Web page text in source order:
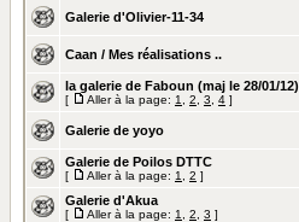
Galerie d'Olivier-11-34
Caan / Mes réalisations ..
la galerie de Faboun (maj le 28/01/12)
[ Aller à la page: 1 2 3 4 ]
Galerie de yoyo
Galerie de Poilos DTTC
[ Aller à la page: 1 2 ]
Galerie d'Akua
[ Aller à la page: 1 2 3 ]